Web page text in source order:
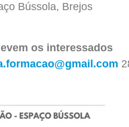
Bússola, Brejos
os interessados